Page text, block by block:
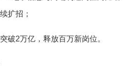
扩招‌；
破2万亿，释放百万新岗位‌。